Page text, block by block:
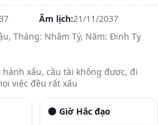
Âm lịch:21/11/2037
Tháng: Nhâm Tý, Năm: Đinh Tỵ
hành xấu, cầu tài không được, đi
việc đều rất xấu
🌑 Giờ Hắc đạo